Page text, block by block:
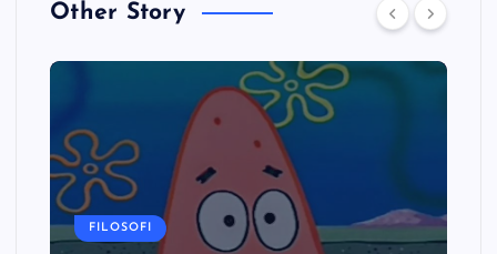
Other Story
FILOSOFI